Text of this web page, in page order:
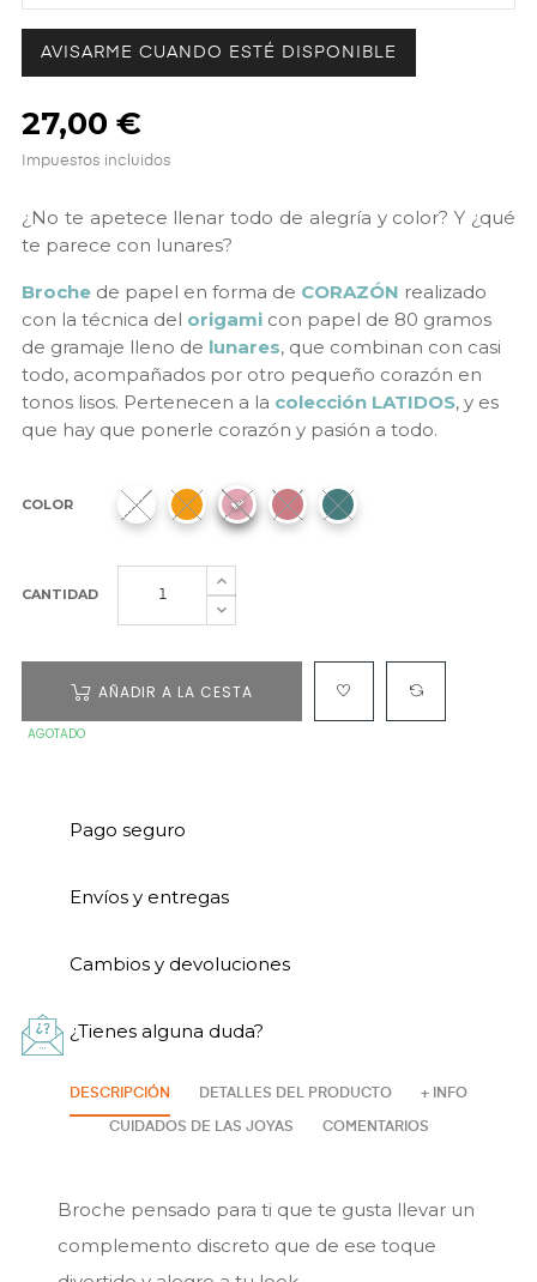
AVISARME CUANDO ESTÉ DISPONIBLE
27,00 €
Impuestos incluidos
¿No te apetece llenar todo de alegría y color? Y ¿qué
te parece con lunares?
Broche de papel en forma de CORAZÓN realizado
con la técnica del origami con papel de 80 gramos
de gramaje lleno de lunares, que combinan con casi
todo, acompañados por otro pequeño corazón en
tonos lisos. Pertenecen a la colección LATIDOS, y es
que hay que ponerle corazón y pasión a todo.
COLOR
CANTIDAD
AÑADIR A LA CESTA
AGOTADO
Pago seguro
Envíos y entregas
Cambios y devoluciones
¿Tienes alguna duda?
DESCRIPCIÓN DETALLES DEL PRODUCTO + INFO
CUIDADOS DE LAS JOYAS COMENTARIOS
Broche pensado para ti que te gusta llevar un
complemento discreto que de ese toque